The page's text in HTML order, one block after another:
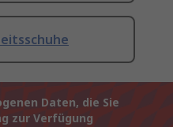
Daten, die Sie
zur Verfügung